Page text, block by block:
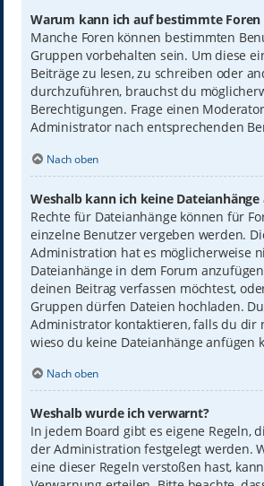
Warum kann ich auf bestimmte Foren
Manche Foren können bestimmten
Gruppen vorbehalten sein. Um diese
Beiträge zu lesen, zu schreiben oder
durchzuführen, brauchst du
Berechtigungen. Frage einen
Administrator nach entsprechenden
Nach oben
Weshalb kann ich keine Dateianhänge
Rechte für Dateianhänge können für
einzelne Benutzer vergeben werden.
Administration hat es möglicherweise
Dateianhänge in dem Forum
deinen Beitrag verfassen möchtest,
Gruppen dürfen Dateien hochladen.
Administrator kontaktieren, falls du dir
wieso du keine Dateianhänge anfügen
Nach oben
Weshalb wurde ich verwarnt?
In jedem Board gibt es eigene Regeln,
der Administration festgelegt werden.
eine dieser Regeln verstoßen hast,